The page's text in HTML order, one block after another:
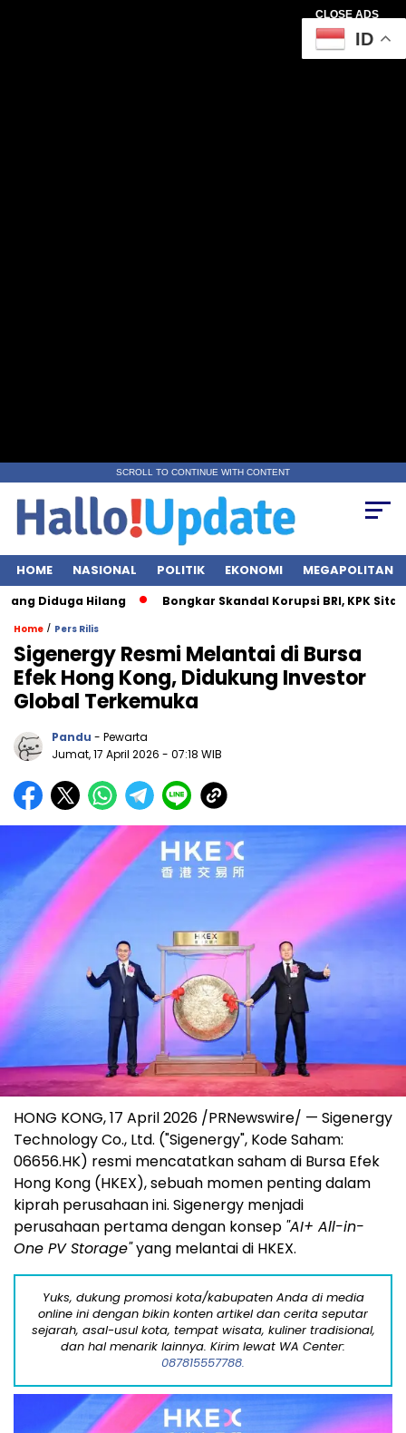
CLOSE ADS
SCROLL TO CONTINUE WITH CONTENT
HOME NASIONAL POLITIK EKONOMI MEGAPOLITAN
Hilang Bongkar Skandal Korupsi BRI, KPK Sita Rp28
Home / Pers Rilis
Sigenergy Resmi Melantai di Bursa
Efek Hong Kong, Didukung Investor
Global Terkemuka
Pandu - Pewarta
Jumat, 17 April 2026 - 07:18 WIB
HONG KONG, 17 April 2026 /PRNewswire/ — Sigenergy
Technology Co., Ltd. ("Sigenergy", Kode Saham:
06656.HK) resmi mencatatkan saham di Bursa Efek
Hong Kong (HKEX), sebuah momen penting dalam
kiprah perusahaan ini. Sigenergy menjadi
perusahaan pertama dengan konsep "AI+ All-in-
One PV Storage"yang melantai di HKEX.
Yuks, dukung promosi kota/kabupaten Anda di media
online ini dengan bikin konten artikel dan cerita seputar
sejarah, asal-usul kota, tempat wisata, kuliner tradisional,
dan hal menarik lainnya. Kirim lewat WA Center:
087815557788.
ID